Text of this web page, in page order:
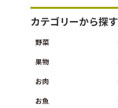
カテゴリーから探す
野菜
果物
お肉
お魚